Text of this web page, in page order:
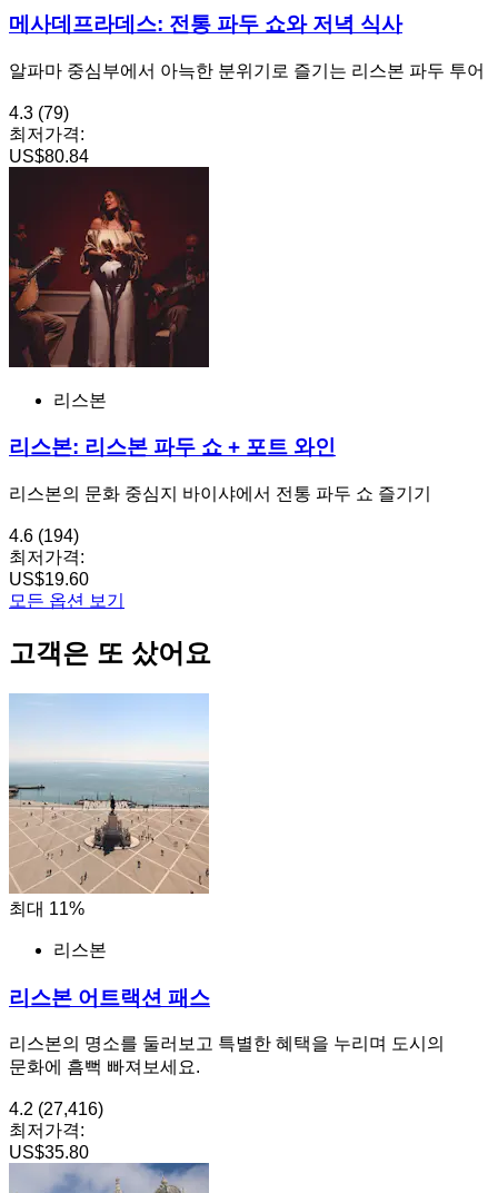
메사데프라데스: 전통 파두 쇼와 저녁 식사
알파마 중심부에서 아늑한 분위기로 즐기는 리스본 파두 투어
4.3 (79)
최저가격:
US$80.84
리스본
리스본: 리스본 파두 쇼 + 포트 와인
리스본의 문화 중심지 바이샤에서 전통 파두 쇼 즐기기
4.6 (194)
최저가격:
US$19.60
모든 옵션 보기
고객은 또 샀어요
최대 11%
리스본
리스본 어트랙션 패스
리스본의 명소를 둘러보고 특별한 혜택을 누리며 도시의
문화에 흠뻑 빠져보세요.
4.2 (27,416)
최저가격:
US$35.80